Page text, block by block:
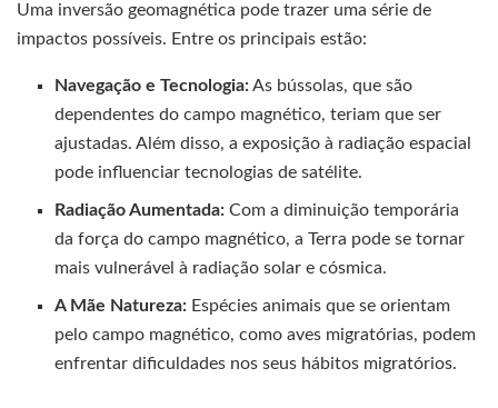
Uma inversão geomagnética pode trazer uma série de
impactos possíveis. Entre os principais estão:
Navegação e Tecnologia:As bússolas, que são
dependentes do campo magnético, teriam que ser
ajustadas. Além disso, a exposição à radiação espacial
pode influenciar tecnologias de satélite.
Radiação Aumentada: Com a diminuição temporária
da força do campo magnético, a Terra pode se tornar
mais vulnerável à radiação solar e cósmica.
A Mãe Natureza: Espécies animais que se orientam
pelo campo magnético, como aves migratórias, podem
enfrentar dificuldades nos seus hábitos migratórios.